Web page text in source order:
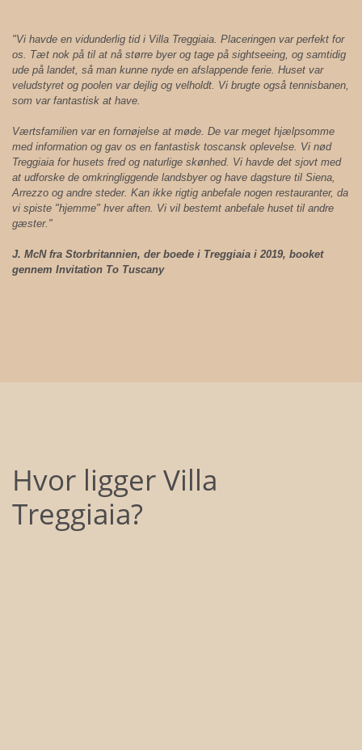
"Vi havde en vidunderlig tid i Villa Treggiaia. Placeringen var perfekt for
os. Tæt nok på til at nå større byer og tage på sightseeing, og samtidig
ude på landet, så man kunne nyde en afslappende ferie. Huset var
veludstyret og poolen var dejlig og velholdt. Vi brugte også tennisbanen,
som var fantastisk at have.
Værtsfamilien var en fornøjelse at møde. De var meget hjælpsomme
med information og gav os en fantastisk toscansk oplevelse. Vi nød
Treggiaia for husets fred og naturlige skønhed. Vi havde det sjovt med
at udforske de omkringliggende landsbyer og have dagsture til Siena,
Arrezzo og andre steder. Kan ikke rigtig anbefale nogen restauranter, da
vi spiste "hjemme" hver aften. Vi vil bestemt anbefale huset til andre
gæster."
J. McN fra Storbritannien, der boede i Treggiaia i 2019, booket
gennem Invitation To Tuscany
Hvor ligger Villa
Treggiaia?